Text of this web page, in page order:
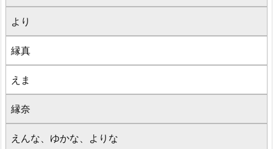
より
縁真
えま
縁奈
えんな、ゆかな、よりな